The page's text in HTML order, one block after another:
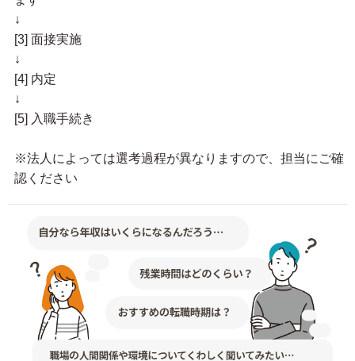
↓
[3] 面接実施
↓
[4] 内定
↓
[5] 入職手続き
※法人によっては選考過程が異なりますので、担当にご確
認ください